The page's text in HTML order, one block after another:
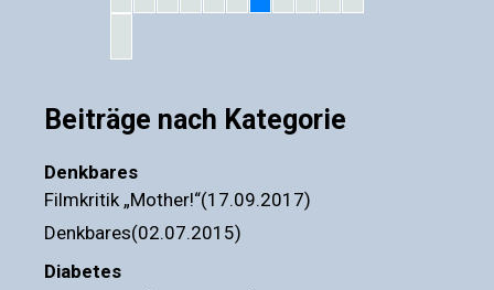
Beiträge nach Kategorie
Denkbares
Filmkritik „Mother!“(17.09.2017)
Denkbares(02.07.2015)
Diabetes